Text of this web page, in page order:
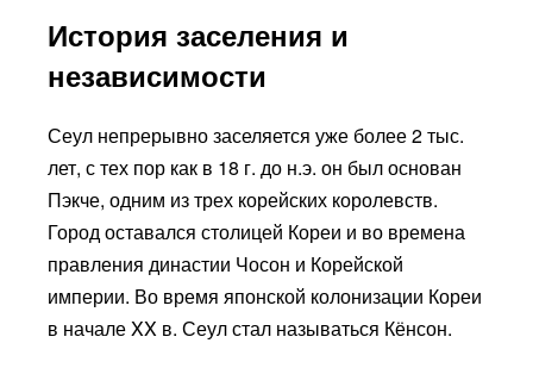
История заселения и
независимости
Сеул непрерывно заселяется уже более 2 тыс.
лет, с тех пор как в 18 г. до н.э. он был основан
Пэкче, одним из трех корейских королевств.
Город оставался столицей Кореи и во времена
правления династии Чосон и Корейской
империи. Во время японской колонизации Кореи
в начале XX в. Сеул стал называться Кёнсон.